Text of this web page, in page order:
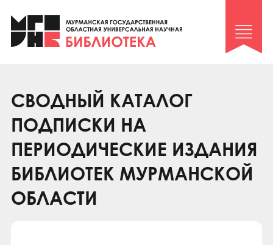
Клуб «Гиря и сельдерей»
Клуб «Семейный архив»
Коллегам
Контакты
СВОДНЫЙ КАТАЛОГ
ПОДПИСКИ НА
ПЕРИОДИЧЕСКИЕ ИЗДАНИЯ
БИБЛИОТЕК МУРМАНСКОЙ
ОБЛАСТИ